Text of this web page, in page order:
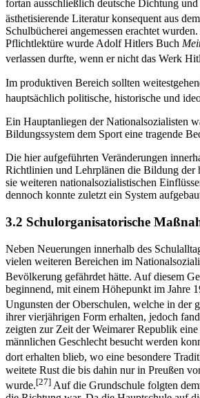
fortan ausschließlich deutsche Dichtung
ästhetisierende Literatur konsequent aus
Schulbücherei angemessen erachtet
Pflichtlektüre wurde Adolf Hitlers Buch
verlassen durfte, wenn er nicht das Werk
Im produktiven Bereich sollten
hauptsächlich politische, historische und
Ein Hauptanliegen der Nationalsozialisten
Bildungssystem dem Sport eine tragende
Die hier aufgeführten Veränderungen
Richtlinien und Lehrplänen die Bildung der
sie weiteren nationalsozialistischen
dennoch konnte zuletzt ein System
3.2 Schulorganisatorische
Neben Neuerungen innerhalb des
vielen weiteren Bereichen im
Bevölkerung gefährdet hätte. Auf diesem
beginnend, mit einem Höhepunkt im Jahre
Ungunsten der Oberschulen, welche in der
ihrer vierjährigen Form erhalten, jedoch
zeigten zur Zeit der Weimarer Republik
männlichen Geschlecht besucht werden
dort erhalten blieb, wo eine besondere
weitete Rust die bis dahin nur in Preußen
wurde.[27] Auf die Grundschule folgten